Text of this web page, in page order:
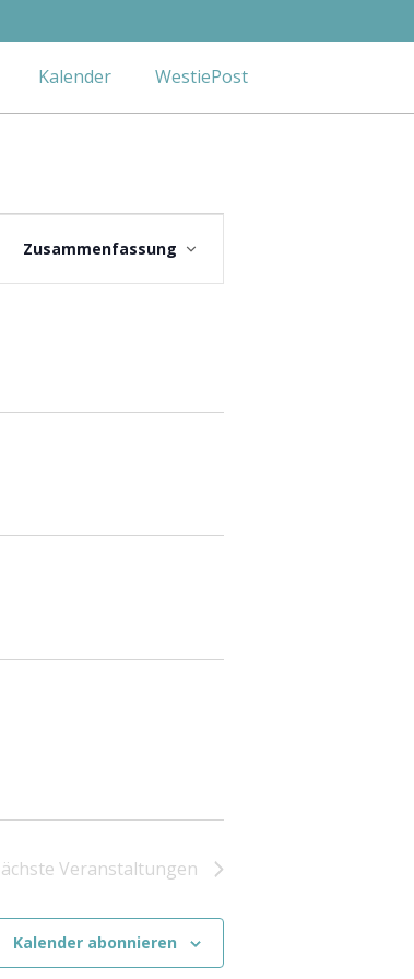
Kalender WestiePost
Veranstaltung
Ansichten-
Zusammenfassung
Veranstaltungen
Kalender abonnieren